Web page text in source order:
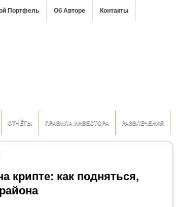
Портфель Об Авторе Контакты
ОТЧЁТЫ ПРАВИЛА ИНВЕСТОРА РАЗВЛЕЧЕНИЯ
крипте: как подняться,